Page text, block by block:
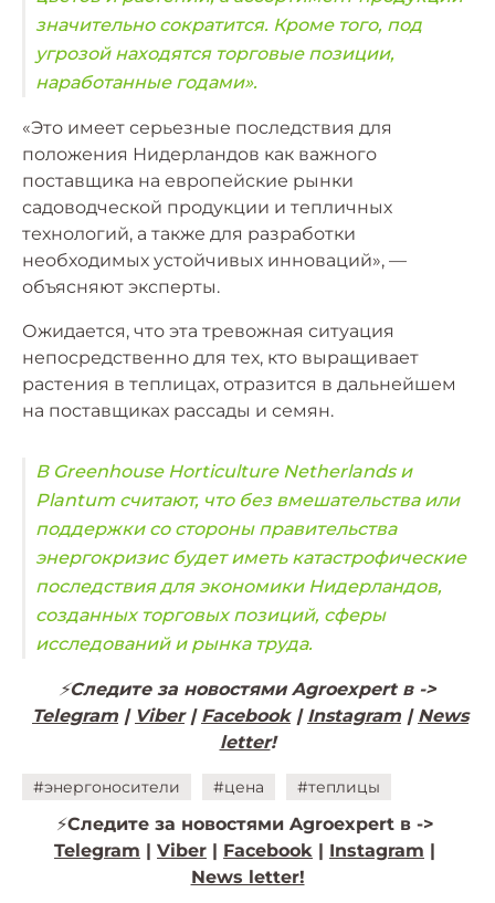
значительно сократится. Кроме того, под
угрозой находятся торговые позиции,
наработанные годами».
«Это имеет серьезные последствия для
положения Нидерландов как важного
поставщика на европейские рынки
садоводческой продукции и тепличных
технологий, а также для разработки
необходимых устойчивых инноваций», —
объясняют эксперты.
Ожидается, что эта тревожная ситуация
непосредственно для тех, кто выращивает
растения в теплицах, отразится в дальнейшем
на поставщиках рассады и семян.
В Greenhouse Horticulture Netherlands и
Plantum считают, что без вмешательства или
поддержки со стороны правительства
энергокризис будет иметь катастрофические
последствия для экономики Нидерландов,
созданных торговых позиций, сферы
исследований и рынка труда.
⚡️Следите за новостями Agroexpert в ->
Telegram | Viber| Facebook| Instagram | News
letter!
#энергоносители #цена #теплицы
⚡️Следите за новостями Agroexpert в ->
Telegram
Viber Facebook Instagram
News letter!